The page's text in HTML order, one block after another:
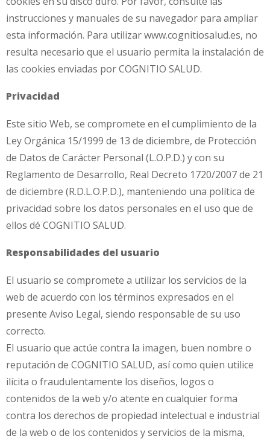
instrucciones y manuales de su navegador para ampliar
esta información. Para utilizar www.cognitiosalud.es, no
resulta necesario que el usuario permita la instalación de
las cookies enviadas por COGNITIO SALUD.
Privacidad
Este sitio Web, se compromete en el cumplimiento de la
Ley Orgánica 15/1999 de 13 de diciembre, de Protección
de Datos de Carácter Personal (L.O.P.D.) y con su
Reglamento de Desarrollo, Real Decreto 1720/2007 de 21
de diciembre (R.D.L.O.P.D.), manteniendo una política de
privacidad sobre los datos personales en el uso que de
ellos dé COGNITIO SALUD.
Responsabilidades del usuario
El usuario se compromete a utilizar los servicios de la
web de acuerdo con los términos expresados en el
presente Aviso Legal, siendo responsable de su uso
correcto.
El usuario que actúe contra la imagen, buen nombre o
reputación de COGNITIO SALUD, así como quien utilice
ilícita o fraudulentamente los diseños, logos o
contenidos de la web y/o atente en cualquier forma
contra los derechos de propiedad intelectual e industrial
de la web o de los contenidos y servicios de la misma,